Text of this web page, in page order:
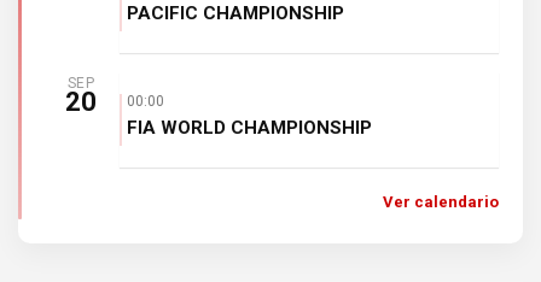
PACIFIC CHAMPIONSHIP
SEP
20 00:00
FIA WORLD CHAMPIONSHIP
Ver calendario